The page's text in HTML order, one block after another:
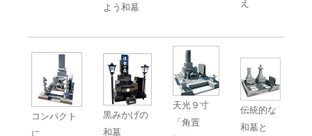
よう和墓
え
コンパクト
に
黒みかげの
和墓
天光９寸
「角置
伝統的な
和墓と